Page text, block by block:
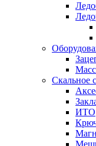
Скальное
ИТО